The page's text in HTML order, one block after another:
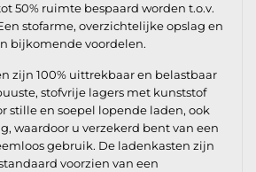
50% ruimte bespaard worden t.o.v.
stofarme, overzichtelijke opslag en
bijkomende voordelen.
zijn 100% uittrekbaar en belastbaar
stofvrije lagers met kunststof
stille en soepel lopende laden, ook
waardoor u verzekerd bent van een
gebruik. De ladenkasten zijn
voorzien van een